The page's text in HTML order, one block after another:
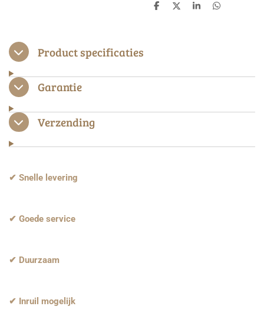
D
D
S
D
Product specificaties
Garantie
Verzending
✔ Snelle levering
✔ Goede service
✔ Duurzaam
✔ Inruil mogelijk